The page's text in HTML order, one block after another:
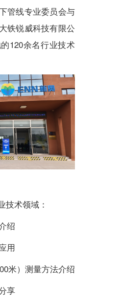
管线专业委员会与
铁锐威科技有限公
120余名行业技术
技术领域：
绍
用
米）测量方法介绍
享